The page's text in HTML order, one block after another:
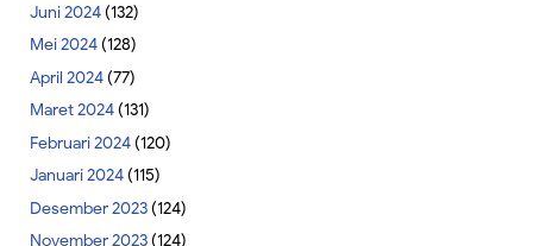
Juni 2024(132)
Mei 2024(128)
April 2024(77)
Maret 2024(131)
Februari 2024(120)
Januari 2024(115)
Desember 2023(124)
November 2023(124)